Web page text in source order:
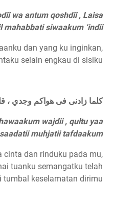
wa antum qoshdii , Laisa
mahabbati siwaakum ‘indii
dan yang ku inginkan,
selain engkau di sisiku
كلما زادنى فى هواكم وجدي ،
wajdii , qultu yaa
saadatii muhjatii tafdaakum
cinta dan rinduku pada mu,
tuanku semangatku telah
tumbal keselamatan dirimu